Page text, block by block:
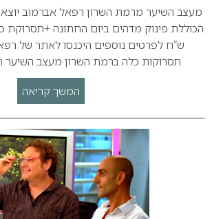
מעצב השיער מרמת השרון רפאל אברמוב
ש”ח לפרטים נוספים היכנסו לאתר של
תסרוקות כלה ברמת השרון מעצב השיער
המשך קריאה